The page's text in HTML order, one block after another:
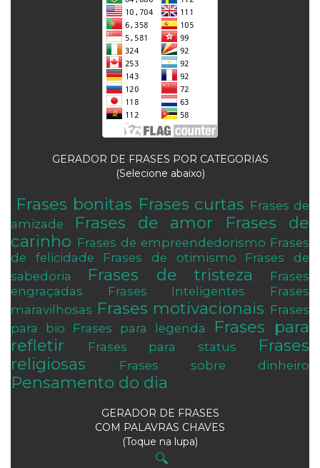
GERADOR DE FRASES POR CATEGORIAS
(Selecione abaixo)
Frases bonitas Frases curtas Frases de
amizade
Frases de amor
Frases de
carinho Frases de empreendedorismo Frases
de felicidade
Frases de otimismo
Frases de
sabedoria
Frases de tristeza
Frases
engraçadas
Frases Inteligentes
Frases
maravilhosas Frases motivacionais Frases
para bio
Frases para legenda
Frases para
refletir
Frases para status
Frases
religiosas
Frases sobre dinheiro
Pensamento do dia
GERADOR DE FRASES
COM PALAVRAS CHAVES
(Toque na lupa)
🔍